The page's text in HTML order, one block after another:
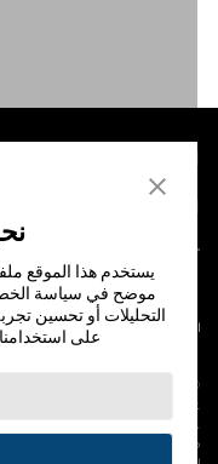
والأحكام
المجس، فري ستايل، وليبري،
لا يجوز استخدام أي علامة تجارية أو
دون الحصول على إذن كتابي مسبق
يستخدم هذا الموقع
موضح في سياسة
التحليلات أو تحسين تجربة
على استخدامنا